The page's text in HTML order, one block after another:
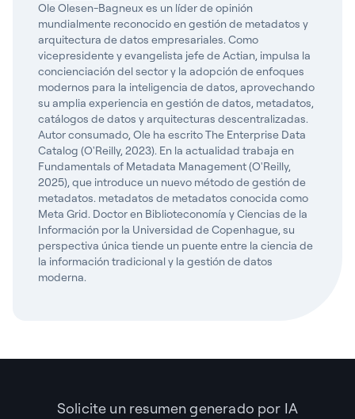
Ole Olesen-Bagneux es un líder de opinión
mundialmente reconocido en gestión de metadatos y
arquitectura de datos empresariales. Como
vicepresidente y evangelista jefe de Actian, impulsa la
concienciación del sector y la adopciónde enfoques
modernos para la inteligencia de datos, aprovechando
su amplia experiencia en gestión de datos, metadatos,
catálogos de datos y arquitecturas descentralizadas.
Autor consumado, Ole ha escrito The Enterprise Data
Catalog (O'Reilly, 2023). En la actualidad trabaja en
Fundamentals of Metadata Management (O'Reilly,
2025), que introduce un nuevo método de gestión de
metadatos. metadatos de metadatos conocida como
Meta Grid. Doctor en Biblioteconomía y Ciencias de la
Información por la Universidad de Copenhague, su
perspectiva única tiende un puente entre la ciencia de
la información tradicional y la gestión de datos
moderna.
Solicite un resumen generado por IA